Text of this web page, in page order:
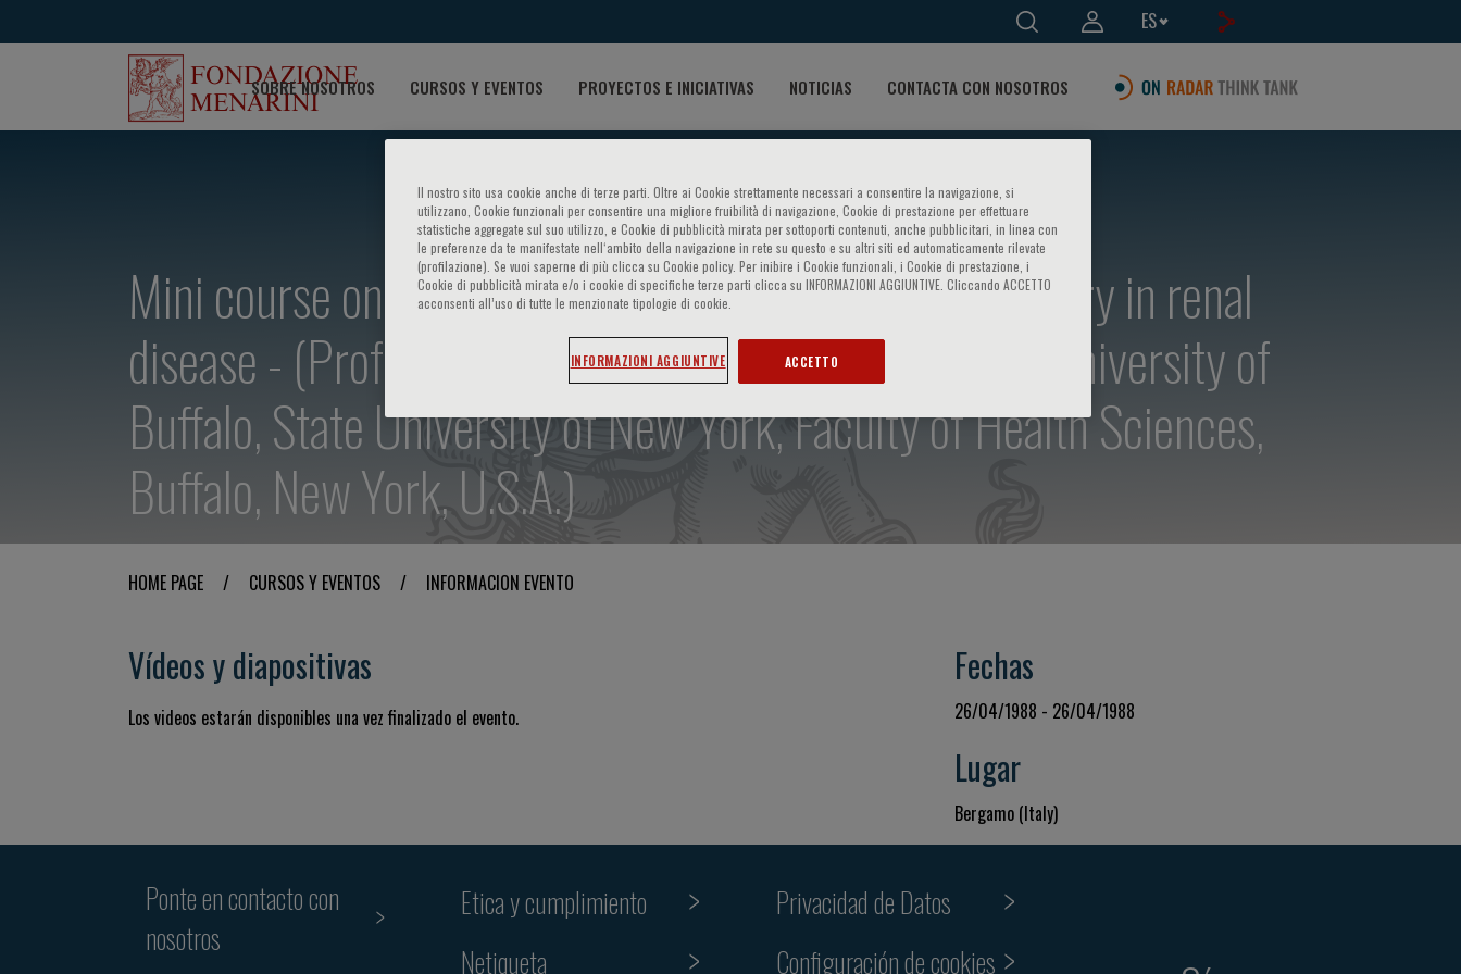
ES
SOBRE NOSOTROS CURSOS Y EVENTOS PROYECTOS E INICIATIVAS NOTICIAS CONTACTA CON NOSOTROS
Mini course on: Mechanisms of antibody-mediated injury in renal
disease - (Prof. G. Andres, Department of Pathology, University of
Buffalo, State University of New York, Faculty of Health Sciences,
Buffalo, New York, U.S.A.)
HOME PAGE / CURSOS Y EVENTOS / INFORMACION EVENTO
Vídeos y diapositivas
Los videos estarán disponibles una vez finalizado el evento.
Fechas
26/04/1988 - 26/04/1988
Lugar
Bergamo (Italy)
Ponte en contacto con
nosotros
Etica y cumplimiento
Netiqueta
Privacidad de Datos
Configuración de cookies
Il nostro sito usa cookie anche di terze parti. Oltre ai Cookie strettamente necessari a consentire la navigazione, si
utilizzano, Cookie funzionali per consentire una migliore fruibilità di navigazione, Cookie di prestazione per effettuare
statistiche aggregate sul suo utilizzo, e Cookie di pubblicità mirata per sottoporti contenuti, anche pubblicitari, in linea con
le preferenze da te manifestate nell‘ambito della navigazione in rete su questo e su altri siti ed automaticamente rilevate
(profilazione). Se vuoi saperne di più clicca su Cookie policy. Per inibire i Cookie funzionali, i Cookie di prestazione, i
Cookie di pubblicità mirata e/o i cookie di specifiche terze parti clicca su INFORMAZIONI AGGIUNTIVE. Cliccando ACCETTO
acconsenti all’uso di tutte le menzionate tipologie di cookie.
INFORMAZIONI AGGIUNTIVE ACCETTO